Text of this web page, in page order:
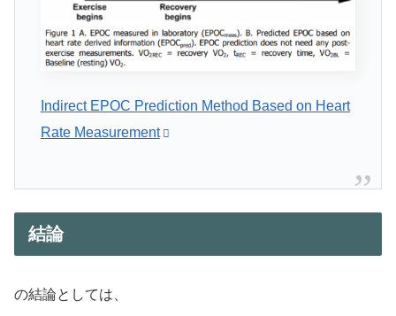
Indirect EPOC Prediction Method Based on Heart
Rate Measurement
結論
の結論としては、